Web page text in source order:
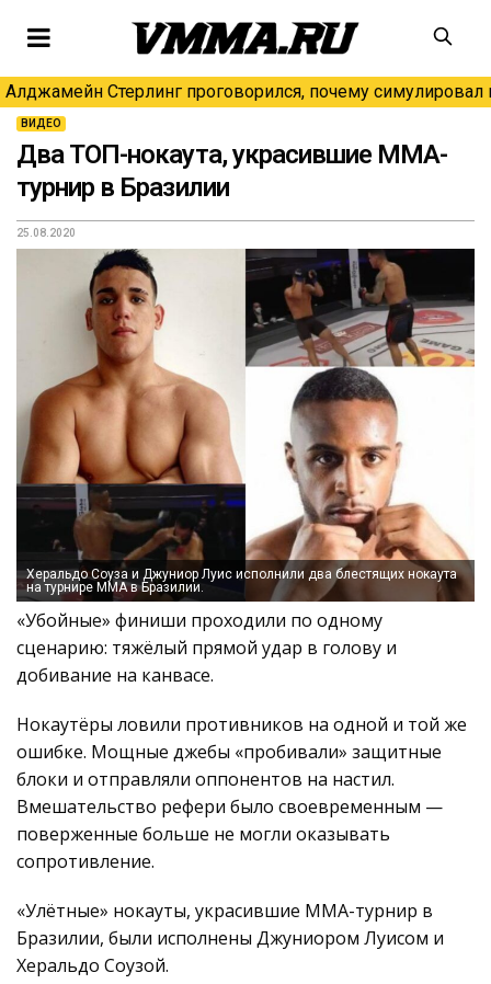
Алджамейн Стерлинг проговорился, почему симулировал
ВИДЕО
Два ТОП-нокаута, украсившие ММА-
турнир в Бразилии
25.08.2020
Херальдо Соуза и Джуниор Луис исполнили два блестящих нокаута
на турнире ММА в Бразилии.
«Убойные» финиши проходили по одному
сценарию: тяжёлый прямой удар в голову и
добивание на канвасе.
Нокаутёры ловили противников на одной и той же
ошибке. Мощные джебы «пробивали» защитные
блоки и отправляли оппонентов на настил.
Вмешательство рефери было своевременным —
поверженные больше не могли оказывать
сопротивление.
«Улётные» нокауты, украсившие ММА-турнир в
Бразилии, были исполнены Джуниором Луисом и
Херальдо Соузой.